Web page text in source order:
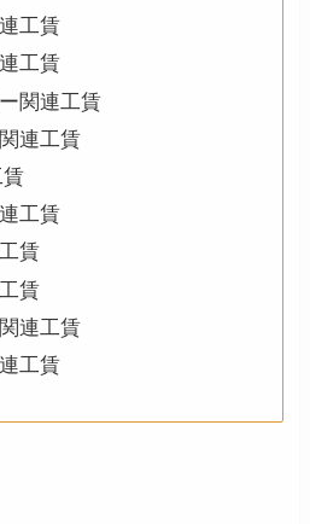
工賃
工賃
関連工賃
連工賃
賃
工賃
賃
賃
連工賃
工賃